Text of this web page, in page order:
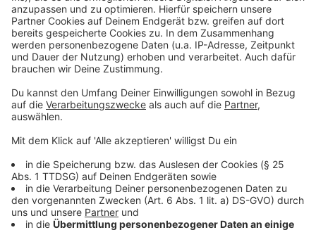
Anzeige
Radio Mixtape ist das neue Angebot der NRW-
Lokalradios auf DAB+
Anzeige